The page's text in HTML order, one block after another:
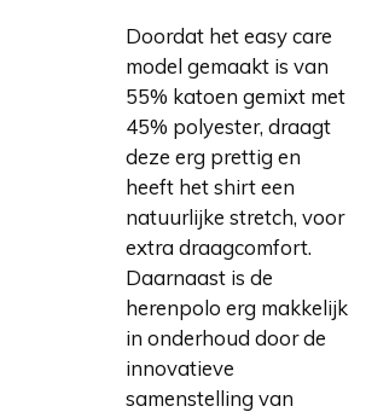
Doordat het easy care
model gemaakt is van
55% katoen gemixt met
45% polyester, draagt
deze erg prettig en
heeft het shirt een
natuurlijke stretch, voor
extra draagcomfort.
Daarnaast is de
herenpolo erg makkelijk
in onderhoud door de
innovatieve
samenstelling van